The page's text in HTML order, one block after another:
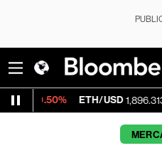
ETH/USD 1,896.313 -1.02%